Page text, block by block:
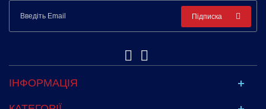
Підписка
ІНФОРМАЦІЯ